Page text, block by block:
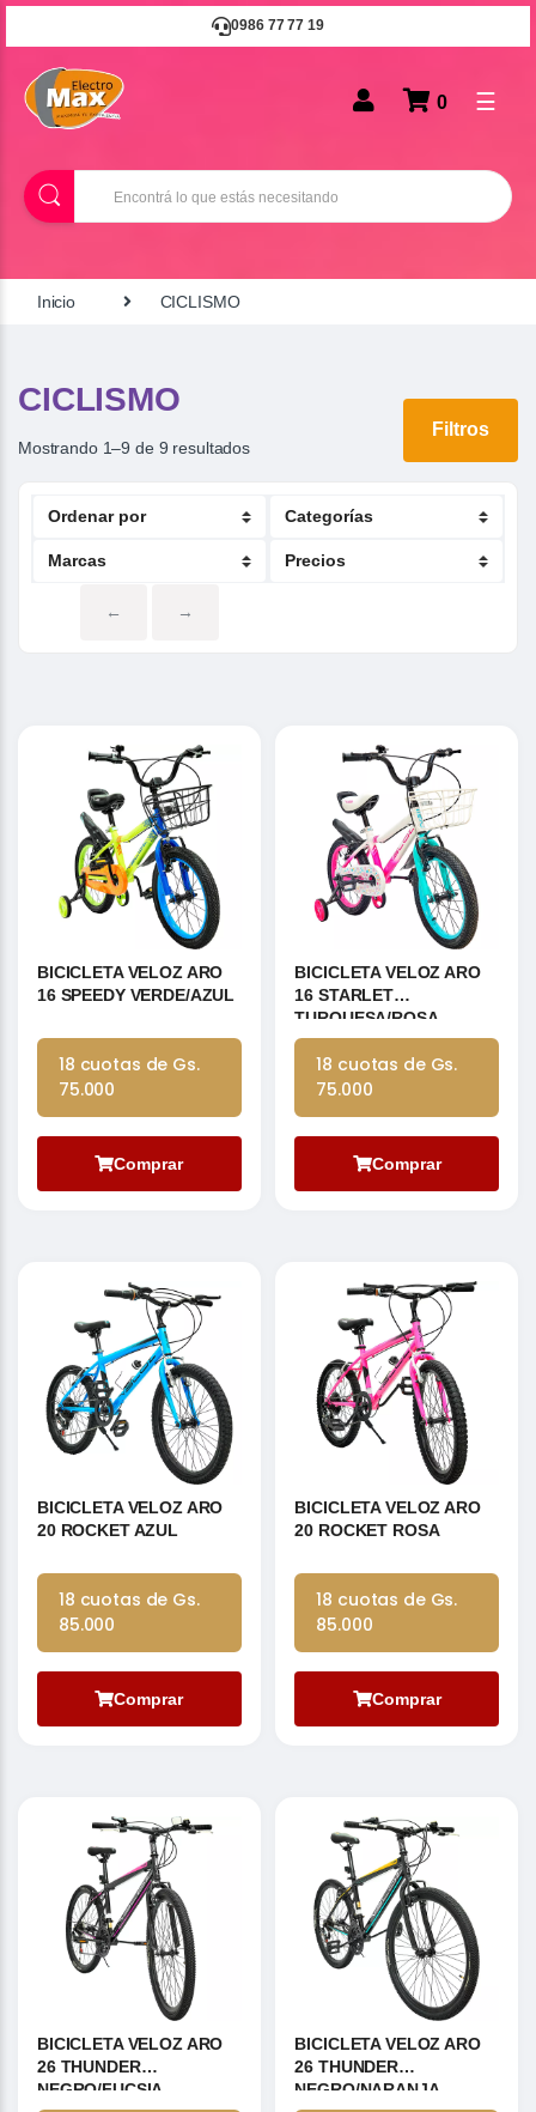
0986 77 77 19
B
u
0 ☰
Inicio CICLISMO
CICLISMO
Mostrando 1–9 de 9 resultados
Filtros
← →
BICICLETA VELOZ ARO
16 SPEEDY VERDE/AZUL
18 cuotas de Gs.
75.000
Comprar
BICICLETA VELOZ ARO
16 STARLET
TURQUESA/ROSA
18 cuotas de Gs.
75.000
Comprar
BICICLETA VELOZ ARO
20 ROCKET AZUL
18 cuotas de Gs.
85.000
Comprar
BICICLETA VELOZ ARO
20 ROCKET ROSA
18 cuotas de Gs.
85.000
Comprar
BICICLETA VELOZ ARO
26 THUNDER
NEGRO/FUCSIA
BICICLETA VELOZ ARO
26 THUNDER
NEGRO/NARANJA